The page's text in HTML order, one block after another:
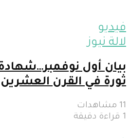
فيديو
لالة نيوز
بيان أول
ثورة في القرن العشرين
11 مشاهدات
1 قراءة دقيقة